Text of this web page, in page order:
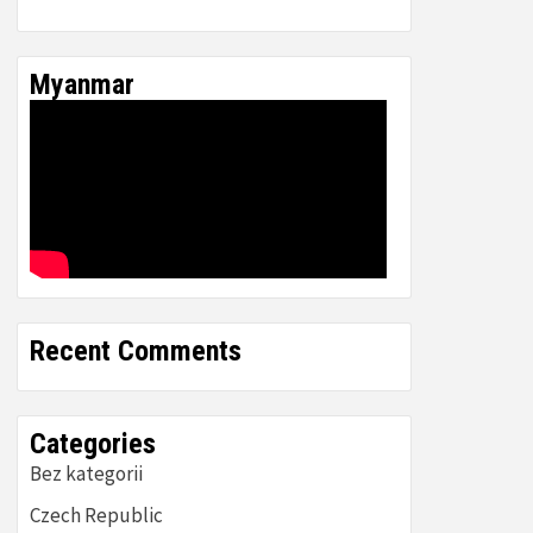
Myanmar
Recent Comments
Categories
Bez kategorii
Czech Republic